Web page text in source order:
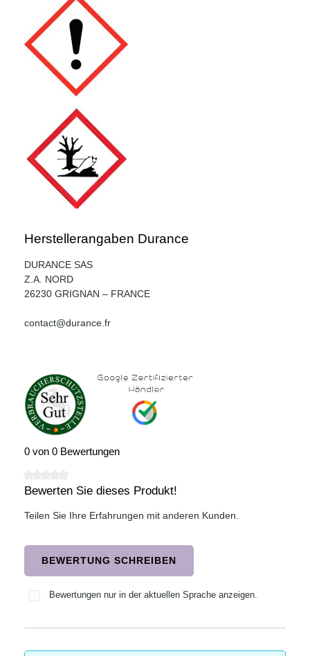
Herstellerangaben Durance
DURANCE SAS
Z.A. NORD
26230 GRIGNAN – FRANCE
contact@durance.fr
0 von 0 Bewertungen
Durchschnittliche Bewertung von 0 von 5 Sternen
Bewerten Sie dieses Produkt!
Teilen Sie Ihre Erfahrungen mit anderen Kunden.
BEWERTUNG SCHREIBEN
Bewertungen nur in der aktuellen Sprache anzeigen.